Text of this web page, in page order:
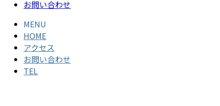
お問い合わせ
MENU
HOME
アクセス
お問い合わせ
TEL